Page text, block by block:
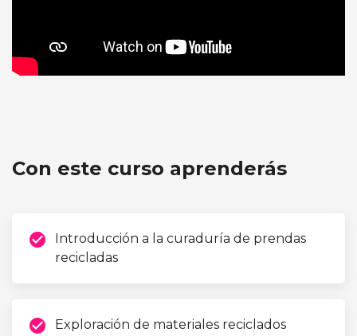
Con este curso aprenderás
check_circle
Introducción a la curaduría de prendas
recicladas
check_circle Exploración de materiales reciclados